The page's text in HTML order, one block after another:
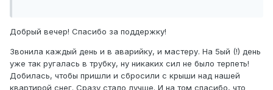
Добрый вечер! Спасибо за поддержку!
Звонила каждый день и в аварийку, и мастеру. На 5ый (!) день
уже так ругалась в трубку, ну никаких сил не было терпеть!
Добилась, чтобы пришли и сбросили с крыши над нашей
квартирой снег. Сразу стало лучше. И на том спасибо, что